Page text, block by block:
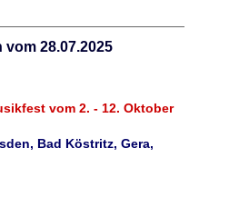
28.07.2025
vom 2. - 12. Oktober
Bad Köstritz, Gera,